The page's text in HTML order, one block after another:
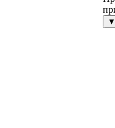
▼